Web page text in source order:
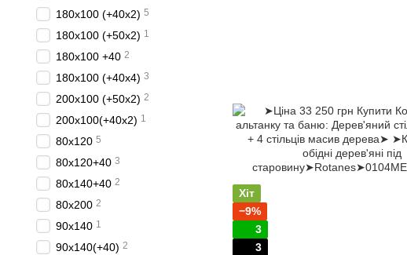
Хіт
−9%
3
3
180x100 (+40x2) 5
180x100 (+50x2) 1
180x100 +40 2
180х100 (+40х4) 3
200x100 (+50x2) 2
200х100(+40х2) 1
80х120 5
80х120+40 3
80х140+40 2
80х200 2
90х140 1
90х140(+40) 2